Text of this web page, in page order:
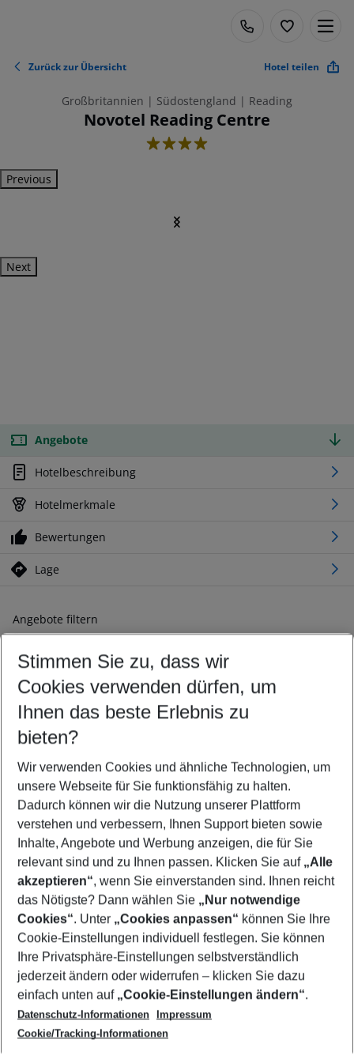
Zurück zur Übersicht Hotel teilen
Großbritannien | Südostengland | Reading
Novotel Reading Centre
4
Previous
Next
Angebote
Hotelbeschreibung
Hotelmerkmale
Bewertungen
Lage
Angebote filtern
Ändern Sie Ihre Kriterien nach Ihren Wünschen
Abflughafen wählen
Beliebiger Abflughafen
Reisezeitraum wählen
12.08.26– 10.08.27 5-8 Nächte
2 Erwachsene Keine Kinder
Mehr Filter anzeigen
Footer
Footer navigation
Über uns
AGB
Cookie-Einstellungen ändern
Cookie-Richtlinie
Datenschutz
Service & Hilfe
Barrierefreies Reisen
Check-in
Folgen Sie uns
Stimmen Sie zu, dass wir
Cookies verwenden dürfen, um
Ihnen das beste Erlebnis zu
bieten?
Wir verwenden Cookies und ähnliche Technologien, um
unsere Webseite für Sie funktionsfähig zu halten.
Dadurch können wir die Nutzung unserer Plattform
verstehen und verbessern, Ihnen Support bieten sowie
Inhalte, Angebote und Werbung anzeigen, die für Sie
relevant sind und zu Ihnen passen. Klicken Sie auf „Alle
akzeptieren“, wenn Sie einverstanden sind. Ihnen reicht
das Nötigste? Dann wählen Sie „Nur notwendige
Cookies“. Unter „Cookies anpassen“ können Sie Ihre
Cookie-Einstellungen individuell festlegen. Sie können
Ihre Privatsphäre-Einstellungen selbstverständlich
jederzeit ändern oder widerrufen – klicken Sie dazu
einfach unten auf „Cookie-Einstellungen ändern“.
Datenschutz-Informationen
Impressum
Cookie/Tracking-Informationen